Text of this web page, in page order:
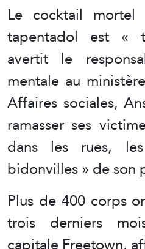
Le cocktail
tapentadol est «
avertit le
mentale au
Affaires sociales,
ramasser ses
dans les rues,
bidonvilles » de son
Plus de 400 corps
trois derniers